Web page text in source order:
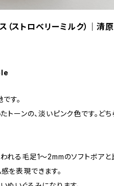
ストロベリーミルク）｜清
す。
トーンの、淡いピンク色です。ど
れる毛足1〜2mmのソフトボアと
を表現できます。